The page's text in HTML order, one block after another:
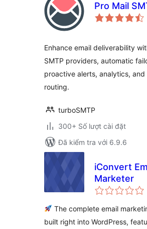
Pro Mail
Enhance email deliverability
SMTP providers, automatic
proactive alerts, analytics, and
routing.
turboSMTP
300+ Số lượt cài đặt
Đã kiểm tra với 6.9.6
iConvert
Marketer
The complete email
built right into WordPress,